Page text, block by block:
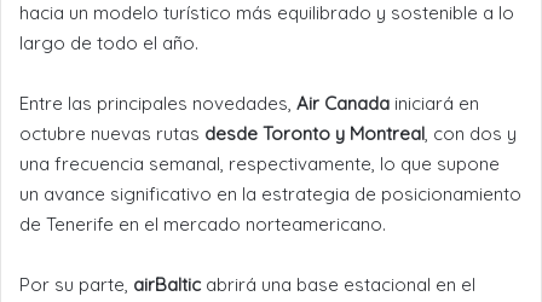
hacia un modelo turístico más equilibrado y sostenible a lo
largo de todo el año.
Entre las principales novedades, Air Canada iniciará en
octubre nuevas rutas desde Toronto y Montreal, con dos y
una frecuencia semanal, respectivamente, lo que supone
un avance significativo en la estrategia de posicionamiento
de Tenerife en el mercado norteamericano.
Por su parte, airBaltic abrirá una base estacional en el